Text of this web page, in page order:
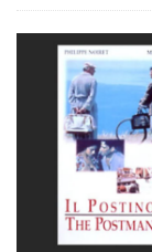
グレゴワ
グレッグ
グレン・ウ
グレン・シ
グレン・モ
グレーム・
グロービ